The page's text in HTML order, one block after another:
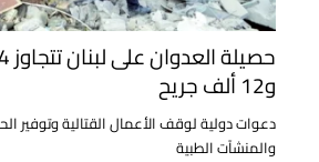
و12 ألف جريح
دعوات دولية لوقف الأعمال القتالية وتوفير
والمنشآت الطبية